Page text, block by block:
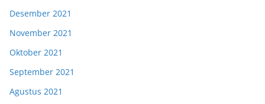
Desember 2021
November 2021
Oktober 2021
September 2021
Agustus 2021